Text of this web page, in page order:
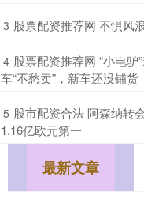
3 股票配资推荐网 不惧风
4 股票配资推荐网 “小电
车“不愁卖”，新车还没铺货
5 股市配资合法 阿森纳转
1.16亿欧元第一
最新文章